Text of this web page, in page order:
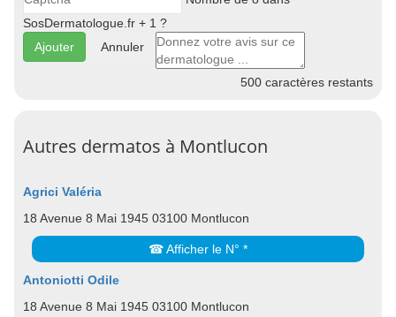
SosDermatologue.fr + 1 ?
Annuler
500 caractères restants
Autres dermatos à Montlucon
Agrici Valéria
18 Avenue 8 Mai 1945 03100 Montlucon
☎ Afficher le N° *
Antoniotti Odile
18 Avenue 8 Mai 1945 03100 Montlucon